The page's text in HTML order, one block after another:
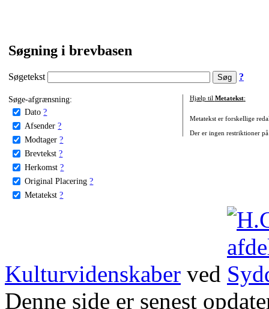
Søgning i brevbasen
Søgetekst ?
Søge-afgrænsning:
Dato ?
Afsender ?
Modtager ?
Brevtekst ?
Herkomst ?
Original Placering ?
Metatekst ?
Hjælp til Metatekst:
Metatekst er forskellige
Der er ingen restriktioner
Kulturvidenskaber ved
Denne side er senest